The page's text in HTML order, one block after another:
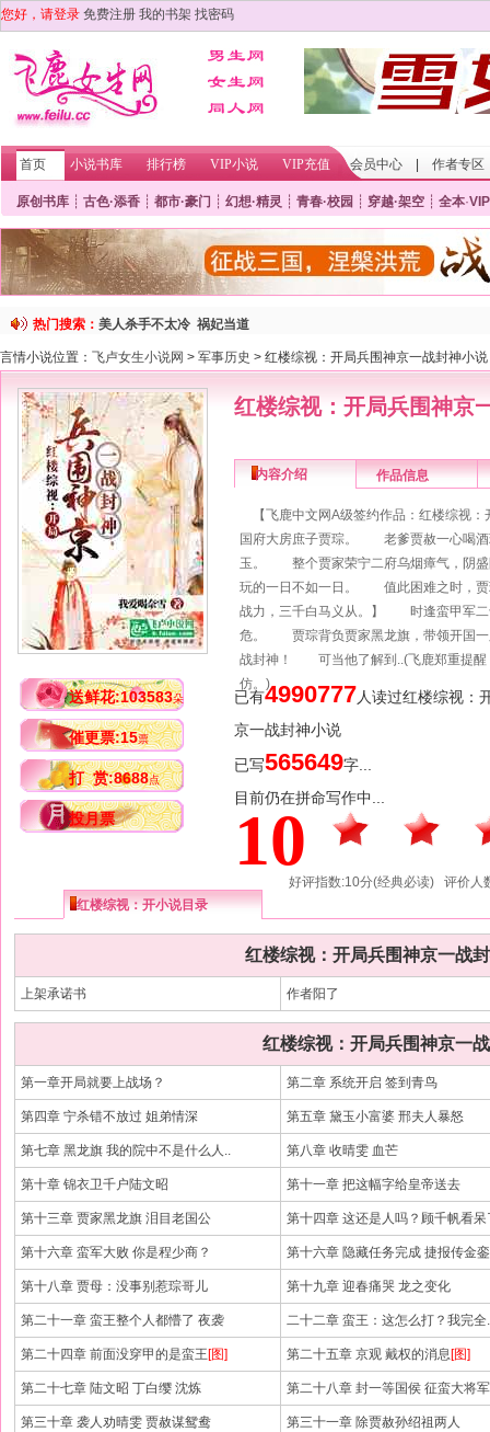
您好，请登录 免费注册 我的书架 找密码
首页 小说书库 排行榜 VIP小说 VIP充值 会员中心 作者专区
原创书库 ┊ 古色·添香 ┊ 都市·豪门 ┊ 幻想·精灵 ┊ 青春·校园 ┊ 穿越·架空 ┊ 全本·VIP
热门搜索： 美人杀手不太冷 祸妃当道
言情小说位置： 飞卢女生小说网 > 军事历史 > 红楼综视：开局兵围神京一战封神小说
送鲜花:103583朵
催更票:15票
打 赏:8688点
投月票
红楼综视：开局兵围神京
内容介绍 作品信息
【飞鹿中文网A级签约作品：红楼综
国府大房庶子贾琮。 老爹贾赦一心喝酒
玉。 整个贾家荣宁二府乌烟瘴气，阴
玩的一日不如一日。 值此困难之时，
战力，三千白马义从。】 时逢蛮甲军二
危。 贾琮背负贾家黑龙旗，带领开
战封神！ 可当他了解到..(飞鹿郑重提醒
仿。)
已有4990777人读过红楼综视：
京一战封神小说
已写565649字...
目前仍在拼命写作中...
10
好评指数:10分(经典必读) 评价人
红楼综视：开小说目录
红楼综视：开局兵围神京一战
上架承诺书 作者阳了
红楼综视：开局兵围神京一
第一章开局就要上战场？ 第二章 系统开启 签到青鸟
第四章 宁杀错不放过 姐弟情深 第五章 黛玉小富婆 邢夫人暴怒
第七章 黑龙旗 我的院中不是什么人.. 第八章 收晴雯 血芒
第十章 锦衣卫千户陆文昭 第十一章 把这幅字给皇帝送去
第十三章 贾家黑龙旗 泪目老国公 第十四章 这还是人吗？顾千帆看呆
第十六章 蛮军大败 你是程少商？ 第十六章 隐藏任务完成 捷报传金銮
第十八章 贾母：没事别惹琮哥儿 第十九章 迎春痛哭 龙之变化
第二十一章 蛮王整个人都懵了 夜袭 二十二章 蛮王：这怎么打？我完全
第二十四章 前面没穿甲的是蛮王[图] 第二十五章 京观 戴权的消息[图]
第二十七章 陆文昭 丁白缨 沈炼 第二十八章 封一等国侯 征蛮大将军
第三十章 袭人劝晴雯 贾赦谋鸳鸯 第三十一章 除贾赦孙绍祖两人